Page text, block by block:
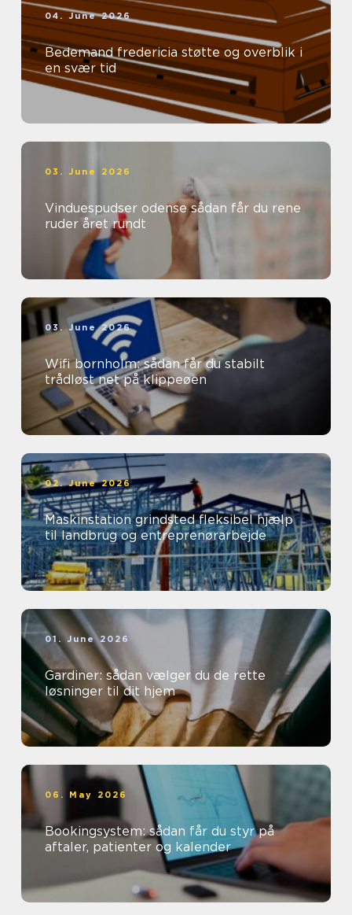
04. June 2026
Bedemand fredericia støtte og overblik i
en svær tid
03. June 2026
Vinduespudser odense sådan får du rene
ruder året rundt
03. June 2026
Wifi bornholm: sådan får du stabilt
trådløst net på klippeøen
02. June 2026
Maskinstation grindsted fleksibel hjælp
til landbrug og entreprenørarbejde
01. June 2026
Gardiner: sådan vælger du de rette
løsninger til dit hjem
06. May 2026
Bookingsystem: sådan får du styr på
aftaler, patienter og kalender